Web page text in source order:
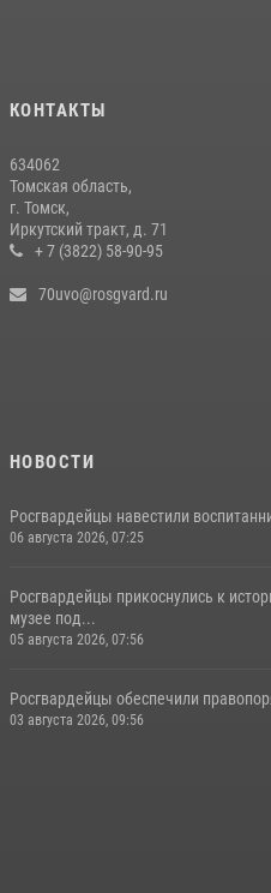
КОНТАКТЫ
634062
Томская область,
г. Томск,
Иркутский тракт, д. 71
+ 7 (3822) 58-90-95
70uvo@rosgvard.ru
НОВОСТИ
Росгвардейцы навестили
06 августа 2026, 07:25
Росгвардейцы прикоснулись к
музее под...
05 августа 2026, 07:56
Росгвардейцы обеспечили
03 августа 2026, 09:56